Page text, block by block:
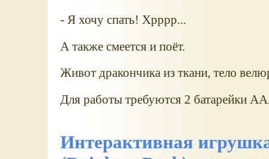
- Я хочу спать! Хрррр...
А также смеется и поёт.
Живот дракончика из ткани, тело
Для работы требуются 2 батарейки
Интерактивная